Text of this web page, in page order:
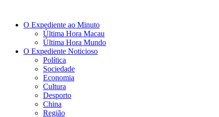
O Expediente ao Minuto
Última Hora Macau
Última Hora Mundo
O Expediente Noticioso
Política
Sociedade
Economia
Cultura
Desporto
China
Região